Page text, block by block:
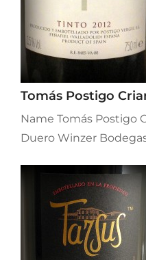
Tomás Postigo
Name Tomás Postigo
Duero Winzer